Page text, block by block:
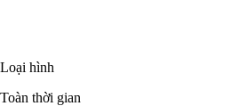
Loại hình
Toàn thời gian